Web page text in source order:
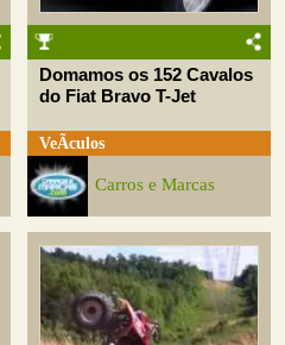
Domamos os 152 Cavalos
do Fiat Bravo T-Jet
VeÃ­culos
Carros e Marcas